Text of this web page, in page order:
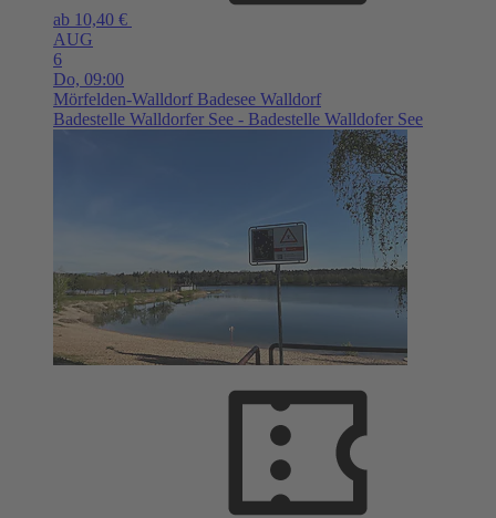
ab 10,40 €
AUG
6
Do, 09:00
Mörfelden-Walldorf Badesee Walldorf
Badestelle Walldorfer See - Badestelle Walldofer See